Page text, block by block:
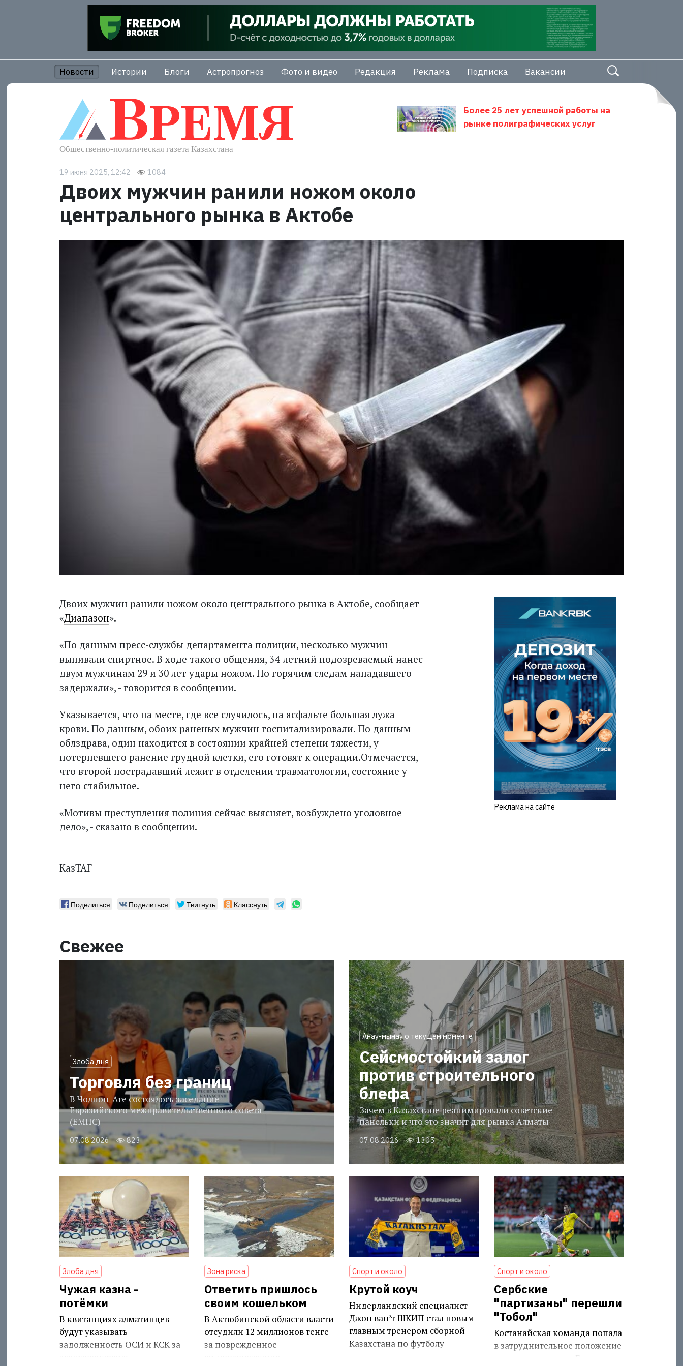
Новости Истории Блоги Астропрогноз Фото и видео Редакция Реклама Подписка Вакансии
Более 25 лет успешной работы на
рынке полиграфических услуг
19 июня 2025, 12:42 1084
Двоих мужчин ранили ножом около
центрального рынка в Актобе
Двоих мужчин ранили ножом около центрального рынка в Актобе, сообщает
«Диапазон».
«По данным пресс-службы департамента полиции, несколько мужчин
выпивали спиртное. В ходе такого общения, 34-летний подозреваемый нанес
двум мужчинам 29 и 30 лет удары ножом. По горячим следам нападавшего
задержали», - говорится в сообщении.
Указывается, что на месте, где все случилось, на асфальте большая лужа
крови. По данным, обоих раненых мужчин госпитализировали. По данным
облздрава, один находится в состоянии крайней степени тяжести, у
потерпевшего ранение грудной клетки, его готовят к операции.Отмечается,
что второй пострадавший лежит в отделении травматологии, состояние у
него стабильное.
«Мотивы преступления полиция сейчас выясняет, возбуждено уголовное
дело», - сказано в сообщении.
КазТАГ
Поделиться Поделиться Твитнуть Класснуть
Реклама на сайте
Свежее
Злоба дня
Торговля без границ
В Чолпон-Ате состоялось заседание
Евразийского межправительственного совета
(ЕМПС)
07.08.2026 823
Анау-мынау о текущем моменте
Сейсмостойкий залог
против строительного
блефа
Зачем в Казахстане реанимировали советские
панельки и что это значит для рынка Алматы
07.08.2026 1305
Злоба дня
Чужая казна -
потёмки
В квитанциях алматинцев
будут указывать
задолженность ОСИ и КСК за
Зона риска
Ответить пришлось
своим кошельком
В Актюбинской области власти
отсудили 12 миллионов тенге
за поврежденное
Спорт и около
Крутой коуч
Нидерландский специалист
Джон ван’т ШКИП стал новым
главным тренером сборной
Казахстана по футболу
Спорт и около
Сербские
"партизаны" перешли
"Тобол"
Костанайская команда попала
в затруднительное положение
после поражения в Белграде